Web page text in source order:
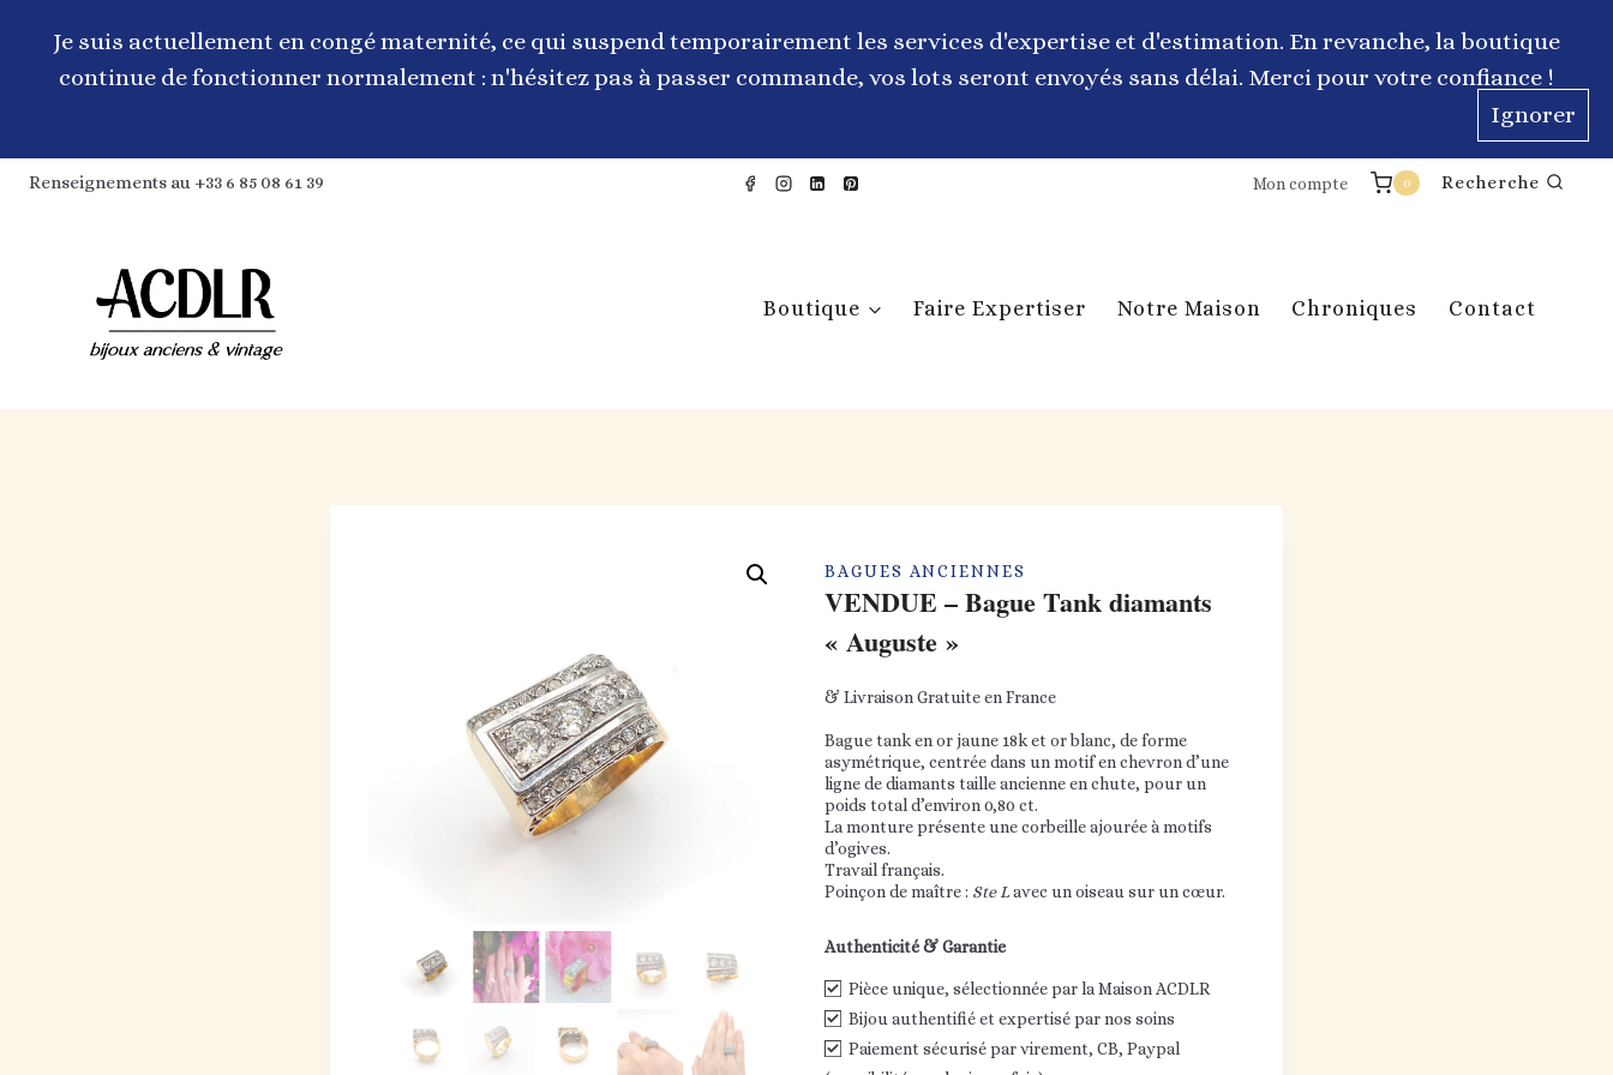
contenuJe suis actuellement en congé maternité, ce qui suspend temporairement les services d'expertise et d'estimation. En revanche, la boutique
continue de fonctionner normalement : n'hésitez pas à passer commande, vos lots seront envoyés sans délai. Merci pour votre confiance !
Ignorer
Renseignements au +33 6 85 08 61 39 Mon compte 0 Recherche
Boutique Faire Expertiser Notre Maison Chroniques Contact
BAGUES ANCIENNES
VENDUE – Bague Tank diamants
« Auguste »
& Livraison Gratuite en France
Bague tank en or jaune 18k et or blanc, de forme
asymétrique, centrée dans un motif en chevron d’une
ligne de diamants taille ancienne en chute, pour un
poids total d’environ 0,80 ct.
La monture présente une corbeille ajourée à motifs
d’ogives.
Travail français.
Poinçon de maître : Ste Lavec un oiseau sur un cœur.
Authenticité & Garantie
Pièce unique, sélectionnée par la Maison ACDLR
Bijou authentifié et expertisé par nos soins
Paiement sécurisé par virement, CB, Paypal